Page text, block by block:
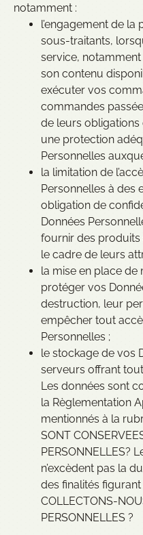
notamment :
l’engagement de la
sous-traitants,
service,
son contenu
exécuter vos
commandes
de leurs obligations
une protection
Personnelles
la limitation de
Personnelles à des
obligation de
Données
fournir des
le cadre de leurs
la mise en place
protéger vos
destruction, leur
empêcher tout
Personnelles ;
le stockage de vos
serveurs offrant
Les données sont
la Règlementation
mentionnés à la
SONT
PERSONNELLES?
n’excèdent pas la
des finalités
COLLECTONS-
PERSONNELLES ?